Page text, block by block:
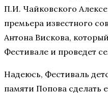
П.И. Чайковского
премьера известного
Антона Вискова,
Фестивале и проведет
Надеюсь, Фестиваль
памяти Попова сделать